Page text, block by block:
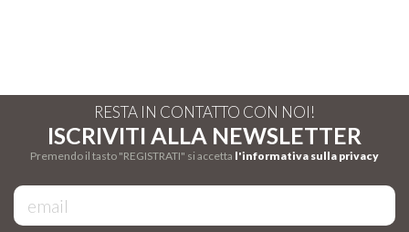
RESTA IN CONTATTO CON NOI!
ISCRIVITI ALLA NEWSLETTER
Premendo il tasto "REGISTRATI" si accetta l'informativa sulla privacy